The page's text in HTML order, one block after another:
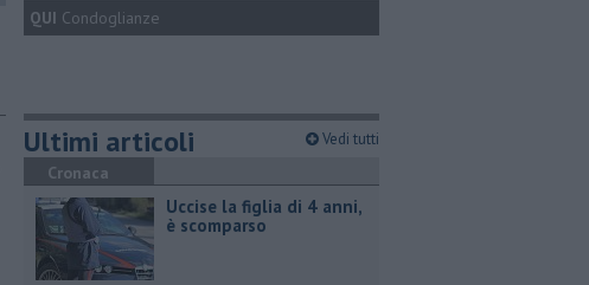
QUI Condoglianze
Ultimi articoli Vedi tutti
Cronaca
Uccise la figlia di 4 anni,
è scomparso